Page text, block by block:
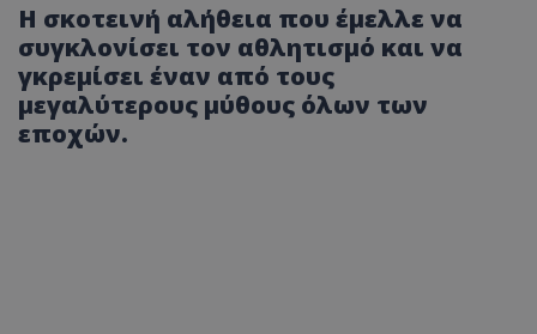
Η σκοτεινή αλήθεια που έμελλε να
συγκλονίσει τον αθλητισμό και να
γκρεμίσει έναν από τους
μεγαλύτερους μύθους όλων των
εποχών.